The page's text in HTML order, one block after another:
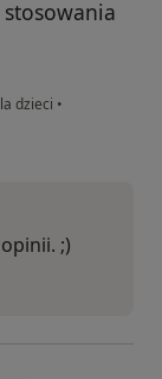
dzieci •
;)